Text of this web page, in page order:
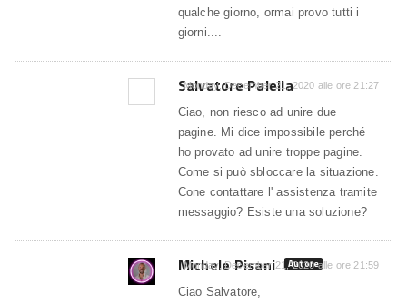
qualche giorno, ormai provo tutti i
giorni....
Salvatore Palella
Monday, December 21, 2020 alle ore 21:27
Ciao, non riesco ad unire due
pagine. Mi dice impossibile perché
ho provato ad unire troppe pagine.
Come si può sbloccare la situazione.
Cone contattare l' assistenza tramite
messaggio? Esiste una soluzione?
Michele Pisani Autore
Monday, December 21, 2020 alle ore 21:59
Ciao Salvatore,